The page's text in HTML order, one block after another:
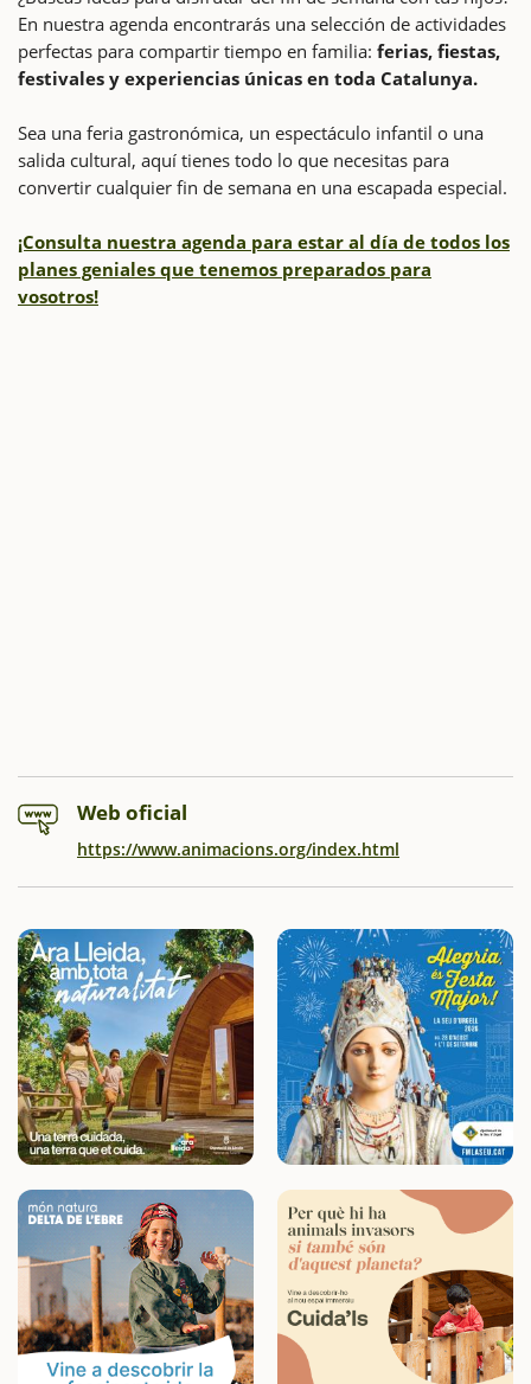
En nuestra agenda encontrarás una selección de actividades
perfectas para compartir tiempo en familia: ferias, fiestas,
festivales y experiencias únicas en toda Catalunya.
Sea una feria gastronómica, un espectáculo infantil o una
salida cultural, aquí tienes todo lo que necesitas para
convertir cualquier fin de semana en una escapada especial.
¡Consulta nuestra agenda para estar al día de todos los
planes geniales que tenemos preparados para
vosotros!
Web oficial
https://www.animacions.org/index.html